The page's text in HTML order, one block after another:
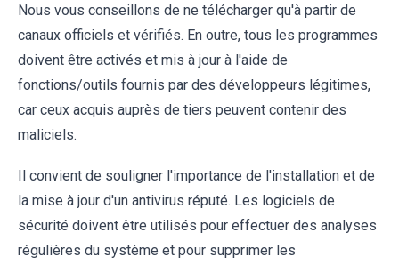
Nous vous conseillons de ne télécharger qu'à partir de
canaux officiels et vérifiés. En outre, tous les programmes
doivent être activés et mis à jour à l'aide de
fonctions/outils fournis par des développeurs légitimes,
car ceux acquis auprès de tiers peuvent contenir des
maliciels.
Il convient de souligner l'importance de l'installation et de
la mise à jour d'un antivirus réputé. Les logiciels de
sécurité doivent être utilisés pour effectuer des analyses
régulières du système et pour supprimer les